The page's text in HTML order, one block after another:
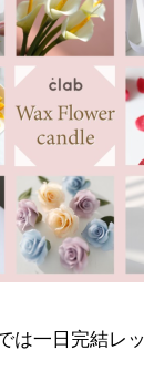
一日完結レッ